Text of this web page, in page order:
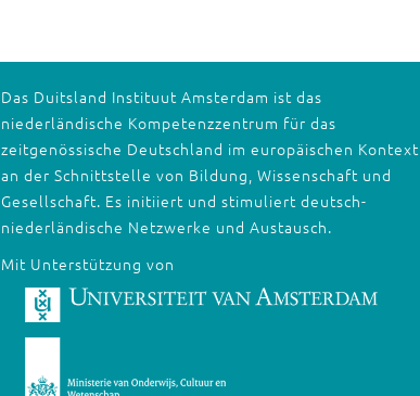
Das Duitsland Instituut Amsterdam ist das
niederländische Kompetenzzentrum für das
zeitgenössische Deutschland im europäischen Kontext
an der Schnittstelle von Bildung, Wissenschaft und
Gesellschaft. Es initiiert und stimuliert deutsch-
niederländische Netzwerke und Austausch.
Mit Unterstützung von